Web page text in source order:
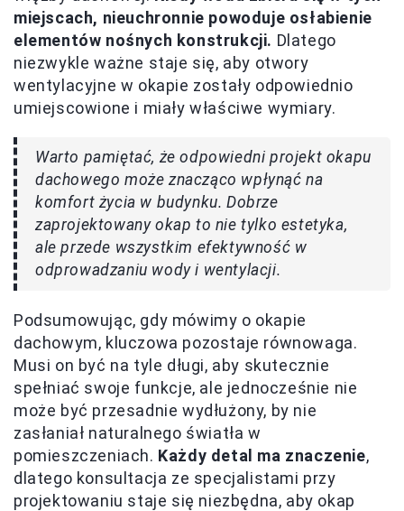
miejscach, nieuchronnie powoduje osłabienie
elementów nośnych konstrukcji. Dlatego
niezwykle ważne staje się, aby otwory
wentylacyjne w okapie zostały odpowiednio
umiejscowione i miały właściwe wymiary.
Warto pamiętać, że odpowiedni projekt okapu
dachowego może znacząco wpłynąć na
komfort życia w budynku. Dobrze
zaprojektowany okap to nie tylko estetyka,
ale przede wszystkim efektywność w
odprowadzaniu wody i wentylacji.
Podsumowując, gdy mówimy o okapie
dachowym, kluczowa pozostaje równowaga.
Musi on być na tyle długi, aby skutecznie
spełniać swoje funkcje, ale jednocześnie nie
może być przesadnie wydłużony, by nie
zasłaniał naturalnego światła w
pomieszczeniach. Każdy detal ma znaczenie,
dlatego konsultacja ze specjalistami przy
projektowaniu staje się niezbędna, aby okap